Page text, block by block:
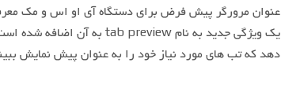
عنوان مرورگر پیش فرض برای دستگاه آی او اس و مک
دهد که تب های مورد نیاز خود را به عنوان پیش نمایش